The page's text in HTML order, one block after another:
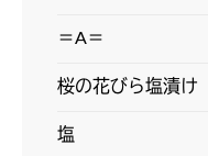
＝A＝
桜の花びら塩漬け
塩